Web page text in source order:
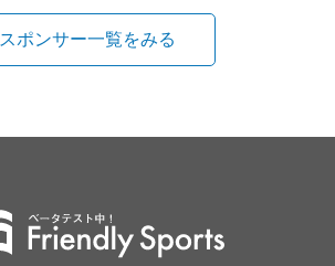
スポンサー一覧をみる